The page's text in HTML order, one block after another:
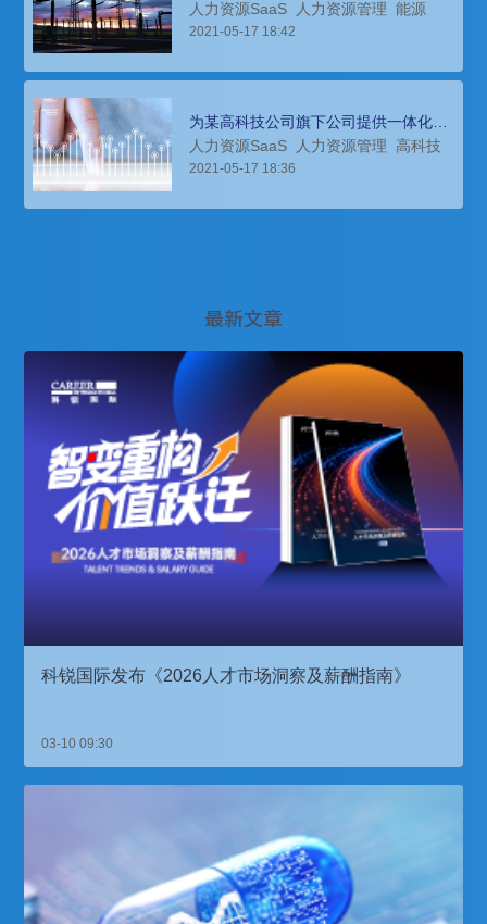
人力资源SaaS 人力资源管理 能源
2021-05-17 18:42
为某高科技公司旗下公司提供一体化
HR系统
人力资源SaaS 人力资源管理 高科技
2021-05-17 18:36
最新文章
科锐国际发布《2026人才市场洞察及薪酬指南》
03-10 09:30